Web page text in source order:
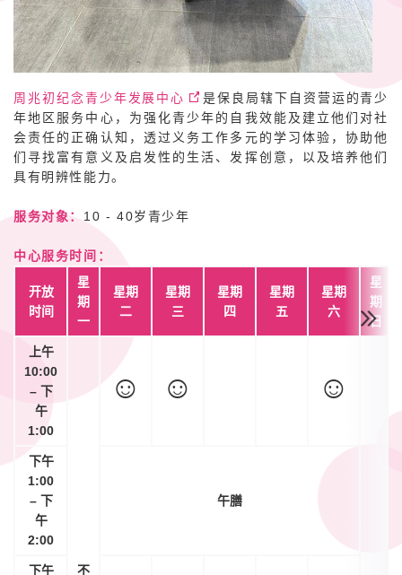
周兆初纪念青少年发展中心 是保良局辖下自资营运的青少
年地区服务中心，为强化青少年的自我效能及建立他们对社
会责任的正确认知，透过义务工作多元的学习体验，协助他
们寻找富有意义及启发性的生活、发挥创意，以及培养他们
具有明辨性能力。
服务对象： 10 - 40岁青少年
中心服务时间：
开放
时间
星
期
一
星期
二
星期
三
星期
四
星期
五
星期
六
星
期
日
上午
10:00
– 下
午
1:00
不
☺ ☺ ☺
下午
1:00
– 下
午
2:00
午膳
下午